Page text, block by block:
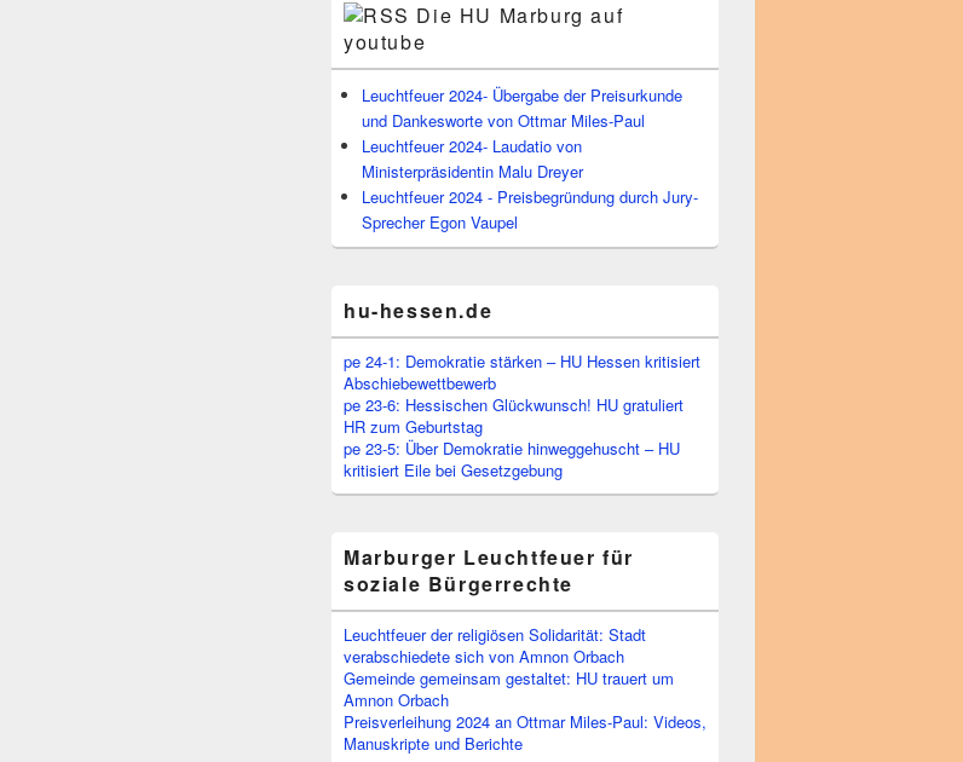
Die HU Marburg auf
youtube
Leuchtfeuer 2024- Übergabe der Preisurkunde
und Dankesworte von Ottmar Miles-Paul
Leuchtfeuer 2024- Laudatio von
Ministerpräsidentin Malu Dreyer
Leuchtfeuer 2024 - Preisbegründung durch Jury-
Sprecher Egon Vaupel
hu-hessen.de
pe 24-1: Demokratie stärken – HU Hessen kritisiert
Abschiebewettbewerb
pe 23-6: Hessischen Glückwunsch! HU gratuliert
HR zum Geburtstag
pe 23-5: Über Demokratie hinweggehuscht – HU
kritisiert Eile bei Gesetzgebung
Marburger Leuchtfeuer für
soziale Bürgerrechte
Leuchtfeuer der religiösen Solidarität: Stadt
verabschiedete sich von Amnon Orbach
Gemeinde gemeinsam gestaltet: HU trauert um
Amnon Orbach
Preisverleihung 2024 an Ottmar Miles-Paul: Videos,
Manuskripte und Berichte